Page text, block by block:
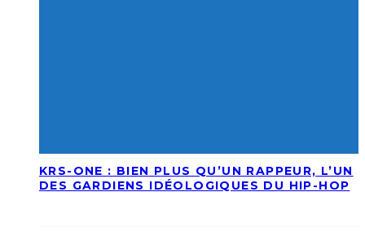
KRS-ONE : BIEN PLUS QU’UN RAPPEUR, L’UN
DES GARDIENS IDÉOLOGIQUES DU HIP-HOP